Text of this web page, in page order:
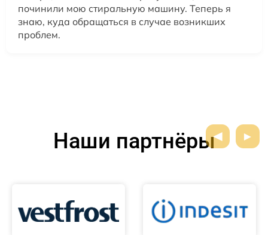
починили мою стиральную машину. Теперь я
знаю, куда обращаться в случае возникших
проблем.
Наши партнёры